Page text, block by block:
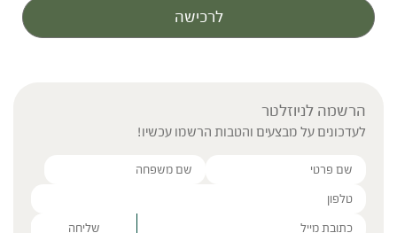
לרכישה
הרשמה לניוזלטר
לעדכונים על מבצעים והטבות הרשמו עכשיו!